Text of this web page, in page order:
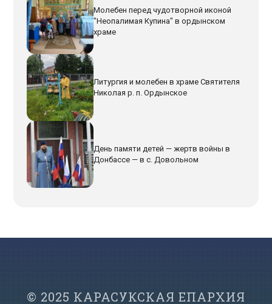
Молебен перед чудотворной иконой
"Неопалимая Купина" в ордынском
храме
Литургия и молебен в храме Святителя
Николая р. п. Ордынское
День памяти детей — жертв войны в
Донбассе — в с. Довольном
© 2025 КАРАСУКСКАЯ ЕПАРХИЯ